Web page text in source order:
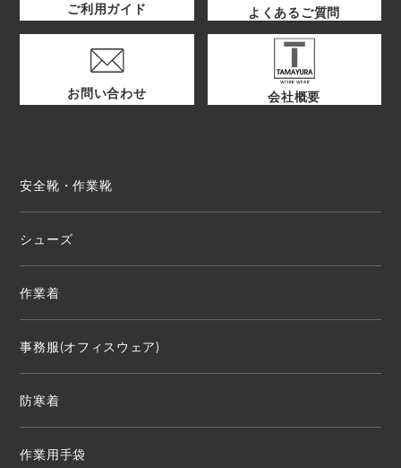
ご利用ガイド よくあるご質問
お問い合わせ 会社概要
安全靴・作業靴
シューズ
作業着
事務服(オフィスウェア)
防寒着
作業用手袋